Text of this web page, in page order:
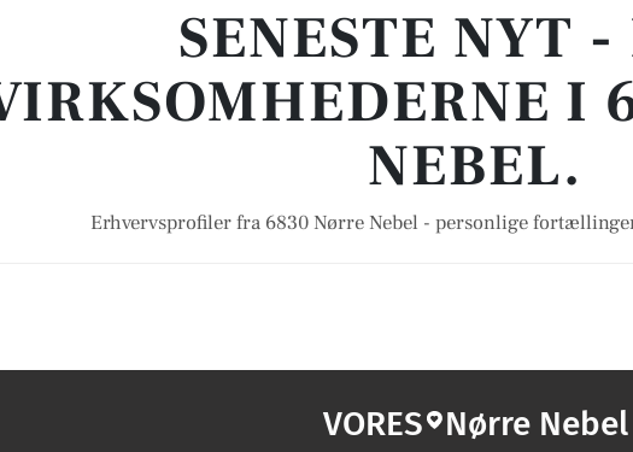
SENESTE NYT
I
NEBEL.
Erhvervsprofiler fra 6830 Nørre Nebel - personlige
VORES Nørre Nebel